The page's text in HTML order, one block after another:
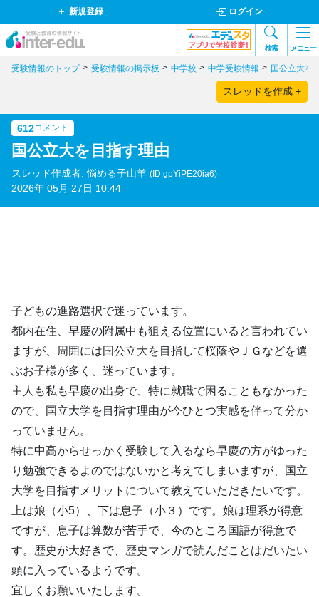
新規登録 ログイン
検索 メニュー
受験情報のトップ 受験情報の掲示板 中学校 中学受験情報 国公立大を
スレッドを作成 +
612コメント
国公立大を目指す理由
スレッド作成者: 悩める子山羊 (ID:gpYiPE20ia6)
2026年 05月 27日 10:44
子どもの進路選択で迷っています。
都内在住、早慶の附属中も狙える位置にいると言われてい
ますが、周囲には国公立大を目指して桜蔭やＪＧなどを選
ぶお子様が多く、迷っています。
主人も私も早慶の出身で、特に就職で困ることもなかった
ので、国立大学を目指す理由が今ひとつ実感を伴って分か
っていません。
特に中高からせっかく受験して入るなら早慶の方がゆった
り勉強できるよのではないかと考えてしまいますが、国立
大学を目指すメリットについて教えていただきたいです。
上は娘（小5）、下は息子（小３）です。娘は理系が得意
ですが、息子は算数が苦手で、今のところ国語が得意で
す。歴史が大好きで、歴史マンガで読んだことはだいたい
頭に入っているようです。
宜しくお願いいたします。